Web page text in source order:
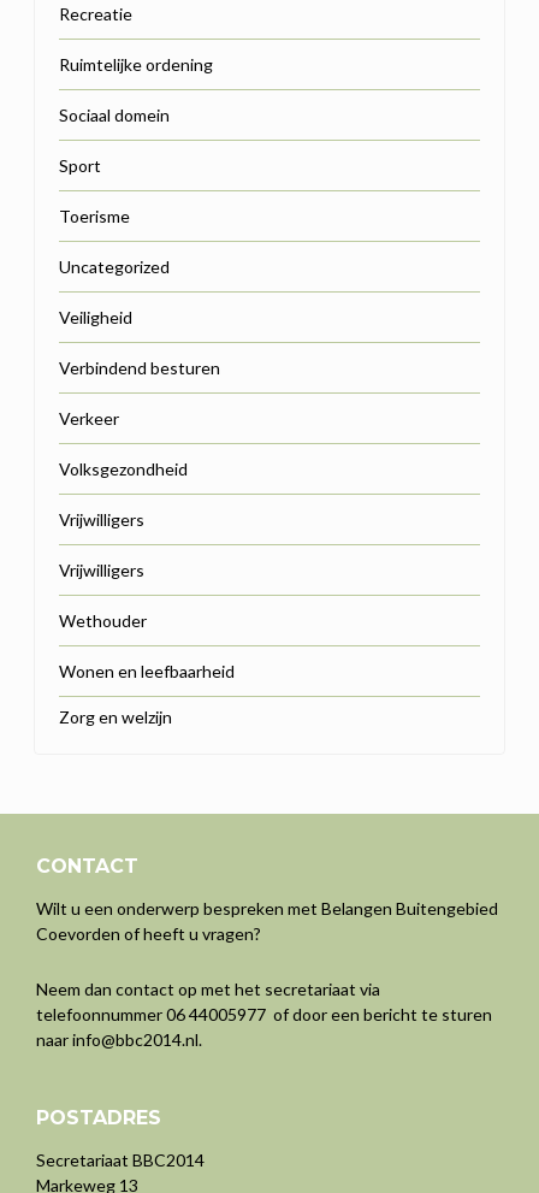
Recreatie
Ruimtelijke ordening
Sociaal domein
Sport
Toerisme
Uncategorized
Veiligheid
Verbindend besturen
Verkeer
Volksgezondheid
Vrijwilligers
Vrijwilligers
Wethouder
Wonen en leefbaarheid
Zorg en welzijn
CONTACT
Wilt u een onderwerp bespreken met Belangen Buitengebied
Coevorden of heeft u vragen?
Neem dan contact op met het secretariaat via
telefoonnummer 06 44005977 of door een bericht te sturen
naarinfo@bbc2014.nl.
POSTADRES
Secretariaat BBC2014
Markeweg 13